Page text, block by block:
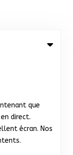
que
direct.
écran. Nos